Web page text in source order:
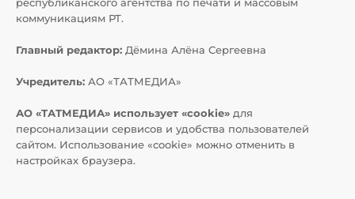
республиканского агентства по печати и массовым
коммуникациям РТ.
Главный редактор: Дёмина Алёна Сергеевна
Учредитель: АО «ТАТМЕДИА»
АО «ТАТМЕДИА» использует «cookie» для
персонализации сервисов и удобства пользователей
сайтом. Использование «cookie» можно отменить в
настройках браузера.